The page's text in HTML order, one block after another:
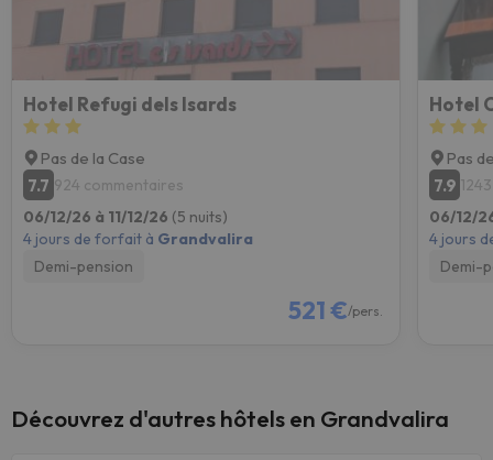
Hotel Refugi dels Isards
Pas de la Case
7.7 924 commentaires
06/12/26 à 11/12/26 (5 nuits)
4 jours de forfait à Grandvalira
Demi-pension
521 €/pers.
Hotel
Pas
7.9
06/12/
4 jours
Demi-
Découvrez d'autres hôtels en Grandvalira